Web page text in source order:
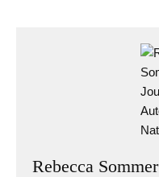
Rebecca Sommer